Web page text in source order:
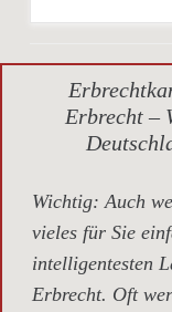
Erbrecht –
Wichtig: Auch
vieles für Sie
intelligentesten
Erbrecht. Oft